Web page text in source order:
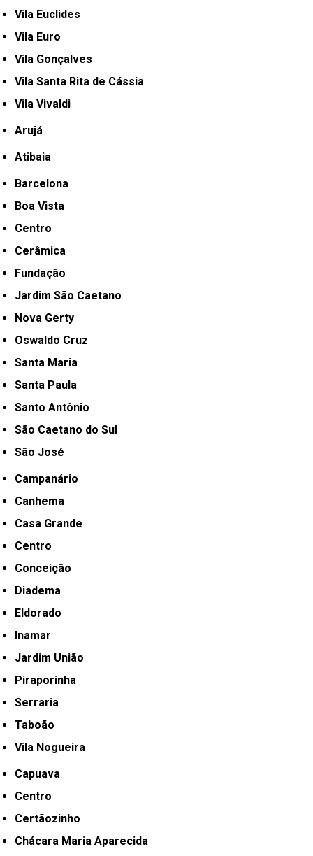
Vila Euclides
Vila Euro
Vila Gonçalves
Vila Santa Rita de Cássia
Vila Vivaldi
Arujá
Atibaia
Barcelona
Boa Vista
Centro
Cerâmica
Fundação
Jardim São Caetano
Nova Gerty
Oswaldo Cruz
Santa Maria
Santa Paula
Santo Antônio
São Caetano do Sul
São José
Campanário
Canhema
Casa Grande
Centro
Conceição
Diadema
Eldorado
Inamar
Jardim União
Piraporinha
Serraria
Taboão
Vila Nogueira
Capuava
Centro
Certãozinho
Chácara Maria Aparecida